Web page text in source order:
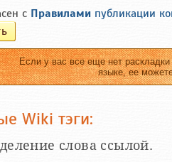
с Правилами публикации
Если у вас все еще нет
языке, ее
Wiki тэги:
слова ссылой.